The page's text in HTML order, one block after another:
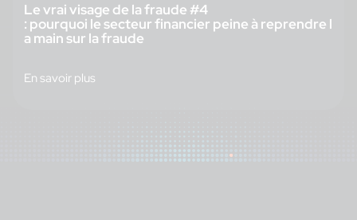
Le vrai visage de la fraude #4
: pourquoi le secteur financier peine à reprendre l
a main sur la fraude
En savoir plus